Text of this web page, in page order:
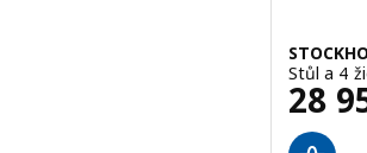
Stůl a 4
28